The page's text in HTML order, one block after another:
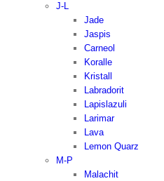
J-L
Jade
Jaspis
Carneol
Koralle
Kristall
Labradorit
Lapislazuli
Larimar
Lava
Lemon Quarz
M-P
Malachit